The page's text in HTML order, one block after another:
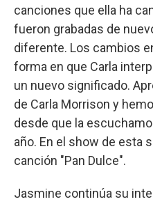
canciones que ella ha
fueron grabadas de
diferente. Los cambios
forma en que Carla
un nuevo significado.
de Carla Morrison y
desde que la
año. En el show de esta
canción "Pan Dulce".
Jasmine continúa su